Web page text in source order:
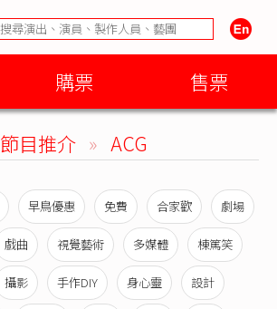
購票 售票
節目推介 » ACG
早鳥優惠 免費 合家歡 劇場
戲曲 視覺藝術 多媒體 棟篤笑
攝影 手作DIY 身心靈 設計